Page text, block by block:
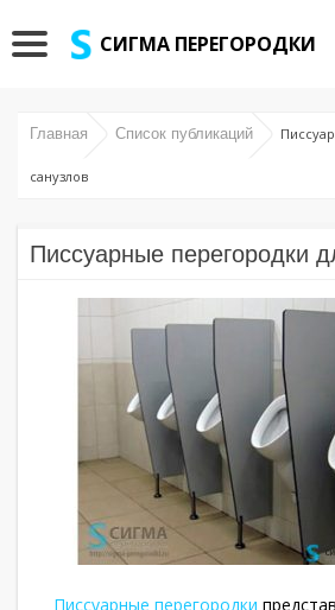
СИГМА ПЕРЕГОРОДКИ
Главная Список публикаций
санузлов
Писсуарные перегородки
Писсуарные перегородки